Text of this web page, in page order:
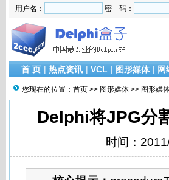
用户名： 密 码：
首 页 | 热点资讯 | VCL | 图形媒体 | 网
您现在的位置： 首页 >> 图形媒体 >> 图形媒
Delphi将JPG分
时间：